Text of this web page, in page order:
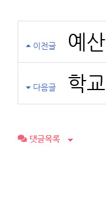
이전글 예
다음글 학
댓글목록